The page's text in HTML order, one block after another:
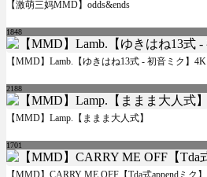
【激萌三妈MMD】odds&ends
1848
【MMD】Lamb.【ゆきはね13式 - 初音ミク】4K
2188
【MMD】Lamp.【ままま大人式】
1701
【MMD】CARRY ME OFF【Tda式appendミク】